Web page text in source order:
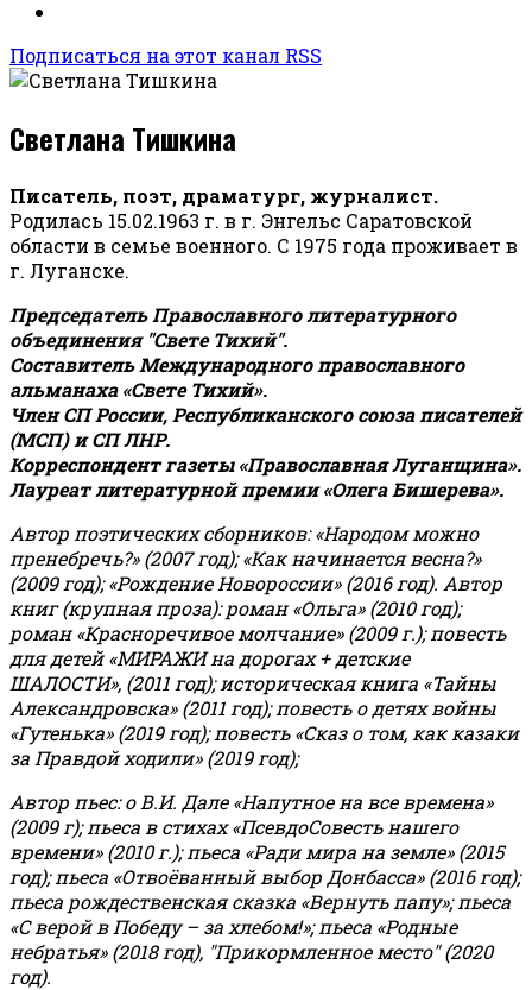
Подписаться на этот канал RSS
Светлана Тишкина
Писатель, поэт, драматург, журналист.
Родилась 15.02.1963 г. в г. Энгельс Саратовской
области в семье военного. С 1975 года проживает в
г. Луганске.
Председатель Православного литературного
объединения "Свете Тихий".
Составитель Международного православного
альманаха «Свете Тихий».
Член СП России, Республиканского союза писателей
(МСП) и СП ЛНР.
Корреспондент газеты «Православная Луганщина».
Лауреат литературной премии «Олега Бишерева».
Автор поэтических сборников: «Народом можно
пренебречь?» (2007 год); «Как начинается весна?»
(2009 год); «Рождение Новороссии» (2016 год). Автор
книг (крупная проза): роман «Ольга» (2010 год);
роман «Красноречивое молчание» (2009 г.); повесть
для детей «МИРАЖИ на дорогах + детские
ШАЛОСТИ», (2011 год); историческая книга «Тайны
Александровска» (2011 год); повесть о детях войны
«Гутенька» (2019 год); повесть «Сказ о том, как казаки
за Правдой ходили» (2019 год);
Автор пьес: о В.И. Дале «Напутное на все времена»
(2009 г); пьеса в стихах «ПсевдоСовесть нашего
времени» (2010 г.); пьеса «Ради мира на земле» (2015
год); пьеса «Отвоёванный выбор Донбасса» (2016 год);
пьеса рождественская сказка «Вернуть папу»; пьеса
«С верой в Победу – за хлебом!»;пьеса «Родные
небратья» (2018 год), "Прикормленное место" (2020
год).